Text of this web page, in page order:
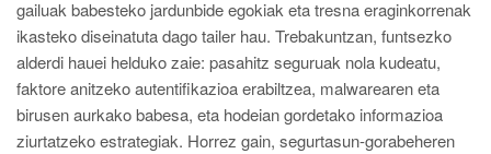
gailuak babesteko jardunbide egokiak eta tresna eraginkorrenak
ikasteko diseinatuta dago tailer hau. Trebakuntzan, funtsezko
alderdi hauei helduko zaie: pasahitz seguruak nola kudeatu,
faktore anitzeko autentifikazioa erabiltzea, malwarearen eta
birusen aurkako babesa, eta hodeian gordetako informazioa
ziurtatzeko estrategiak. Horrez gain, segurtasun-gorabeheren